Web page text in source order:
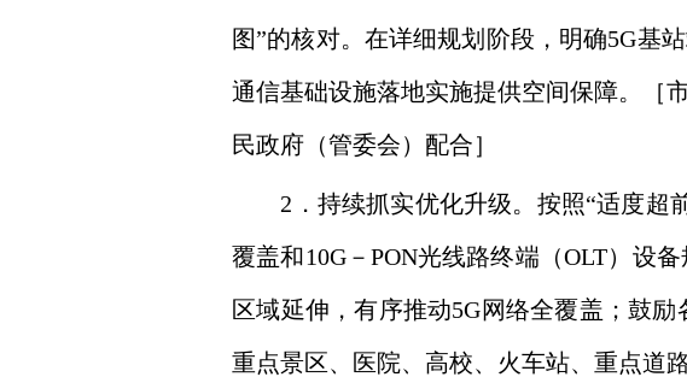
图”的核对。在详细规划阶段，明确5G基
通信基础设施落地实施提供空间保障。［
民政府（管委会）配合］
2．持续抓实优化升级。按照“适度超前
覆盖和10G－PON光线路终端（OLT）设
区域延伸，有序推动5G网络全覆盖；鼓
重点景区、医院、高校、火车站、重点道